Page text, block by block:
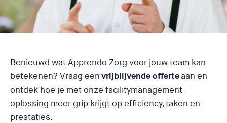
Benieuwd wat Apprendo Zorg voor jouw team kan
betekenen? Vraag eenvrijblijvende offerteaan en
ontdek hoe je met onze facilitymanagement-
oplossing meer grip krijgt op efficiency, taken en
prestaties.